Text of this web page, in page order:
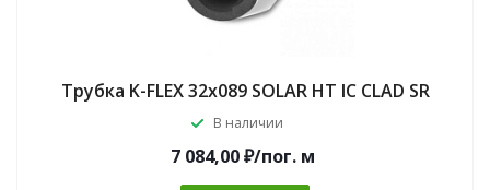
Трубка K-FLEX 32x089 SOLAR HT IC CLAD SR
В наличии
7 084,00 ₽/пог.м